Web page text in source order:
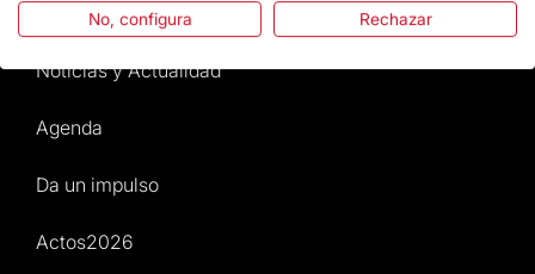
Normativa y condiciones de compra
Noticias y Actualidad
Agenda
Da un impulso
Actos2026
No, configura Rechazar